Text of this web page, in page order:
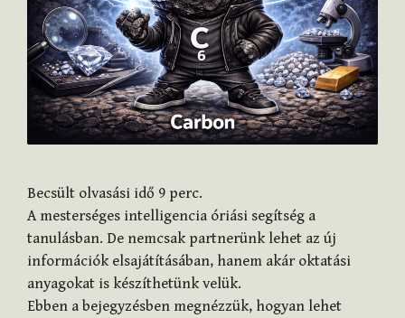
Becsült olvasási idő 9 perc.
A mesterséges intelligencia óriási segítség a
tanulásban. De nemcsak partnerünk lehet az új
információk elsajátításában, hanem akár oktatási
anyagokat is készíthetünk velük.
Ebben a bejegyzésben megnézzük, hogyan lehet